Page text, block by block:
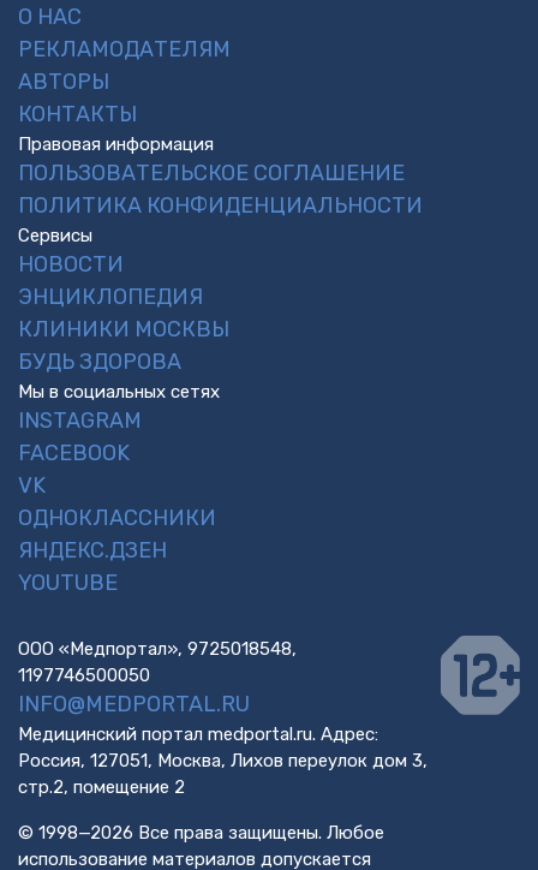
О НАС
РЕКЛАМОДАТЕЛЯМ
АВТОРЫ
КОНТАКТЫ
Правовая информация
ПОЛЬЗОВАТЕЛЬСКОЕ СОГЛАШЕНИЕ
ПОЛИТИКА КОНФИДЕНЦИАЛЬНОСТИ
Сервисы
НОВОСТИ
ЭНЦИКЛОПЕДИЯ
КЛИНИКИ МОСКВЫ
БУДЬ ЗДОРОВА
Мы в социальных сетях
INSTAGRAM
FACEBOOK
VK
ОДНОКЛАССНИКИ
ЯНДЕКС.ДЗЕН
YOUTUBE
ООО «Медпортал», 9725018548,
1197746500050
INFO@MEDPORTAL.RU
Медицинский портал medportal.ru. Адрес:
Россия, 127051, Москва, Лихов переулок дом 3,
стр.2, помещение 2
© 1998—2026 Все права защищены. Любое
использование материалов допускается